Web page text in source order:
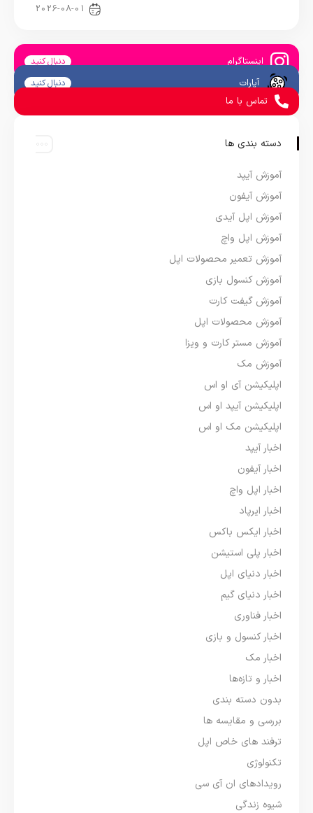
2026-08-01
اینستاگرام دنبال کنید
آپارات دنبال کنید
تماس با ما
دسته بندی ها
آموزش آیپد
آموزش آیفون
آموزش اپل آیدی
آموزش اپل واچ
آموزش تعمیر محصولات اپل
آموزش کنسول بازی
آموزش گیفت کارت
آموزش محصولات اپل
آموزش مستر کارت و ویزا
آموزش مک
اپلیکیشن آی او اس
اپلیکیشن آیپد او اس
اپلیکیشن مک او اس
اخبار آیپد
اخبار آیفون
اخبار اپل واچ
اخبار ایرپاد
اخبار ایکس باکس
اخبار پلی استیشن
اخبار دنیای اپل
اخبار دنیای گیم
اخبار فناوری
اخبار کنسول و بازی
اخبار مک
اخبار و تازه‌ها
بدون دسته بندی
بررسی و مقایسه ها
ترفند های خاص اپل
تکنولوژی
رویدادهای ان آی سی
شیوه زندگی